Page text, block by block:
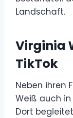
Landschaft.
Virginia
TikTok
Neben ihren
Weiß auch
Dort